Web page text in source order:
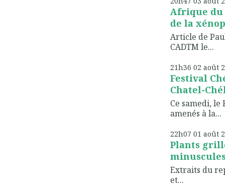
Afrique du
de la
Article de
CADTM le...
21h36 02 août
Festival
Chatel-
Ce samedi, le
amenés à la...
22h07 01 août
Plants
Extraits du
et...